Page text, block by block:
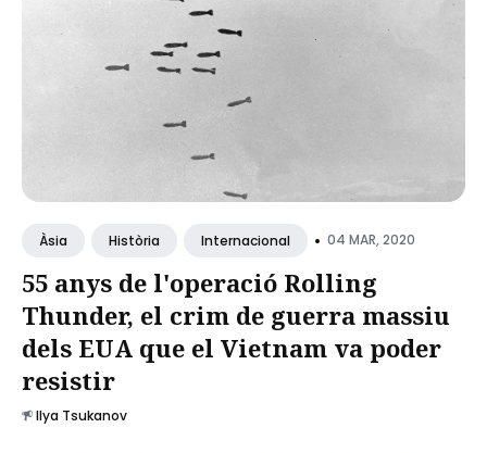
Àsia Història Internacional • 04 MAR, 2020
55 anys de l'operació Rolling
Thunder, el crim de guerra massiu
dels EUA que el Vietnam va poder
resistir
Ilya Tsukanov